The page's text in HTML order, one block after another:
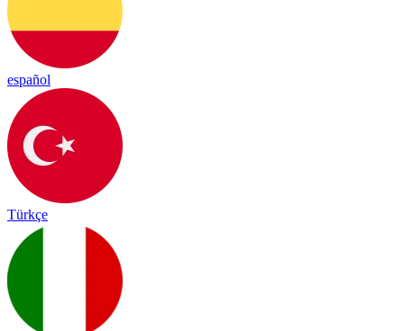
español
Türkçe